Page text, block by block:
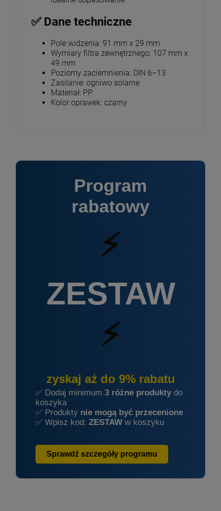
✅ Dane techniczne
Pole widzenia: 91 mm x 29 mm
Wymiary filtra zewnętrznego: 107 mm x
49 mm
Poziomy zaciemnienia: DIN 6–13
Zasilanie: ogniwo solarne
Materiał: PP
Kolor oprawek: czarny
Program
rabatowy
⚡
ZESTAW
⚡
zyskaj aż do 9% rabatu
✅ Dodaj minimum 3 różne produkty do
koszyka
✅ Produkty nie mogą być przecenione
✅ Wpisz kod: ZESTAW w koszyku
Sprawdź szczegóły programu